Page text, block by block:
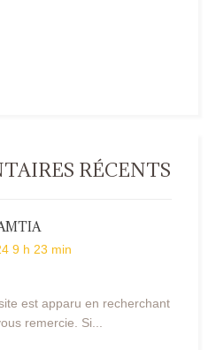
RÉCENTS
9 h 23 min
est apparu en recherchant
remercie. Si...